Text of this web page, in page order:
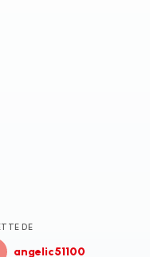
DE
angelic51100